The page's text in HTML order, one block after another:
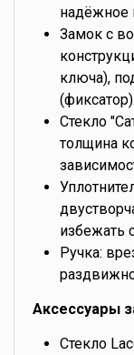
надёжное
Замок с
ключа),
(фиксатор).
Стекло
толщина
избежать
Ручка:
Аксессуары
Стекло